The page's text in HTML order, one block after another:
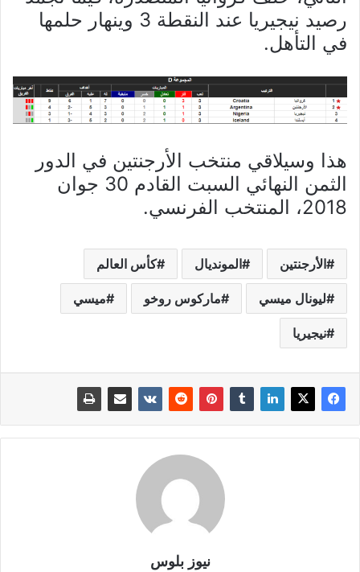
رصيد نيجيريا عند النقطة 3 وينهار حلمها
في التأهل.
هذا وسيلاقي منتخب الأرجنتين في الدور
الثمن النهائي السبت القادم 30 جوان
2018، المنتخب الفرنسي.
الأرجنتين المونديال كأس العالم
ليونال ميسي ماركوس روخو ميسي
نيجيريا
نيوز بلوس